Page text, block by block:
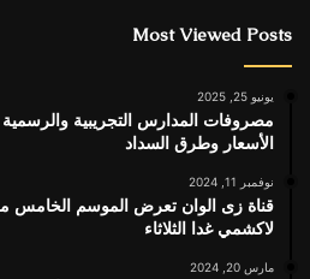
Most Viewed Posts
يونيو 25, 2025
الأسعار وطرق السداد
نوفمبر 11, 2024
قناة زى الوان تعرض الموسم الخامس
لاكشمي غدا الثلاثاء
مارس 20, 2024